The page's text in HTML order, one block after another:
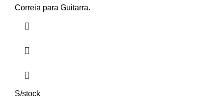
Correia para Guitarra.
S/stock